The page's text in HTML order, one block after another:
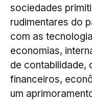
sociedades
rudimentares do
com as
economias,
de contabilidade,
financeiros,
um